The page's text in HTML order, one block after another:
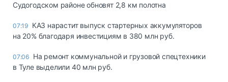
Судогодском районе обновят 2,8 км полотна
07:19 КАЗ нарастит выпуск стартерных аккумуляторов
на 20% благодаря инвестициям в 380 млн руб.
07:06 На ремонт коммунальной и грузовой спецтехники
в Туле выделили 40 млн руб.